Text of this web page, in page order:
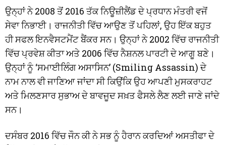
ਉਨ੍ਹਾਂ ਨੇ 2008 ਤੋਂ 2016 ਤੱਕ ਨਿਊਜ਼ੀਲੈਂਡ ਦੇ ਪ੍ਰਧਾਨ ਮੰਤਰੀ ਵਜੋਂ
ਸੇਵਾ ਨਿਭਾਈ। ਰਾਜਨੀਤੀ ਵਿੱਚ ਆਉਣ ਤੋਂ ਪਹਿਲਾਂ, ਉਹ ਇੱਕ ਬਹੁਤ
ਹੀ ਸਫਲ ਇਨਵੈਸਟਮੈਂਟ ਬੈਂਕਰ ਸਨ। ਉਨ੍ਹਾਂ ਨੇ 2002 ਵਿੱਚ ਰਾਜਨੀਤੀ
ਵਿੱਚ ਪ੍ਰਵੇਸ਼ ਕੀਤਾ ਅਤੇ 2006 ਵਿੱਚ ਨੈਸ਼ਨਲ ਪਾਰਟੀ ਦੇ ਆਗੂ ਬਣੇ।
ਉਨ੍ਹਾਂ ਨੂੰ ‘ਸਮਾਈਲਿੰਗ ਅਸਾਸਿਨ’ (Smiling Assassin) ਦੇ
ਨਾਮ ਨਾਲ ਵੀ ਜਾਣਿਆ ਜਾਂਦਾ ਸੀ ਕਿਉਂਕਿ ਉਹ ਆਪਣੀ ਮੁਸਕਰਾਹਟ
ਅਤੇ ਮਿਲਣਸਾਰ ਸੁਭਾਅ ਦੇ ਬਾਵਜੂਦ ਸਖ਼ਤ ਫੈਸਲੇ ਲੈਣ ਲਈ ਜਾਣੇ ਜਾਂਦੇ
ਸਨ।
ਦਸੰਬਰ 2016 ਵਿੱਚ ਜੌਨ ਕੀ ਨੇ ਸਭ ਨੂੰ ਹੈਰਾਨ ਕਰਦਿਆਂ ਅਸਤੀਫਾ ਦੇ